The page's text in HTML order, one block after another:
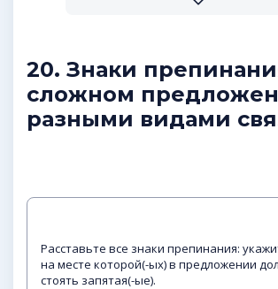
20. Знаки
сложном
разными видами
Расставьте все знаки препинания:
на месте которой(-ых) в предложении
стоять запятая(-ые).